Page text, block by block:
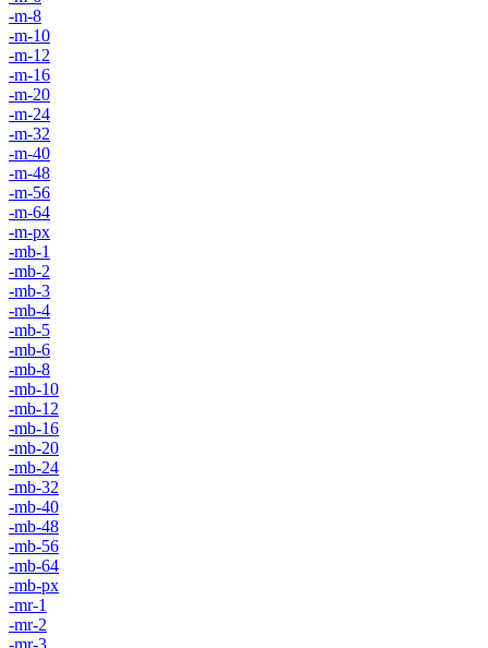
-m-8
-m-10
-m-12
-m-16
-m-20
-m-24
-m-32
-m-40
-m-48
-m-56
-m-64
-m-px
-mb-1
-mb-2
-mb-3
-mb-4
-mb-5
-mb-6
-mb-8
-mb-10
-mb-12
-mb-16
-mb-20
-mb-24
-mb-32
-mb-40
-mb-48
-mb-56
-mb-64
-mb-px
-mr-1
-mr-2
-mr-3